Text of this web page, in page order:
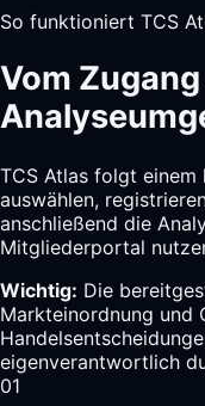
So funktioniert TCS
Vom
TCS Atlas folgt einem
auswählen,
anschließend die
Mitgliederportal
Wichtig: Die
Markteinordnung und
eigenverantwortlich
01